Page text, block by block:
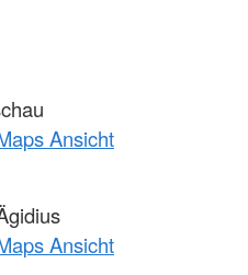
Ansicht
Ansicht